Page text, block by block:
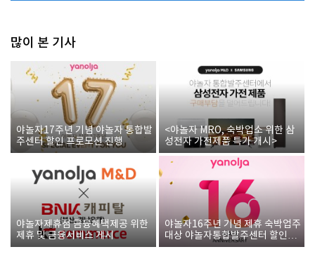
많이 본 기사
야놀자17주년 기념 야놀자 통합발
주센터 할인 프로모션 진행
<야놀자 MRO, 숙박업소 위한 삼
성전자 가전제품 특가 개시>
야놀자제휴점 금융혜택제공 위한
제휴 및 금융서비스 게시
야놀자16주년 기념 제휴 숙박업주
대상 야놀자통합발주센터 할인쿠
폰 증정